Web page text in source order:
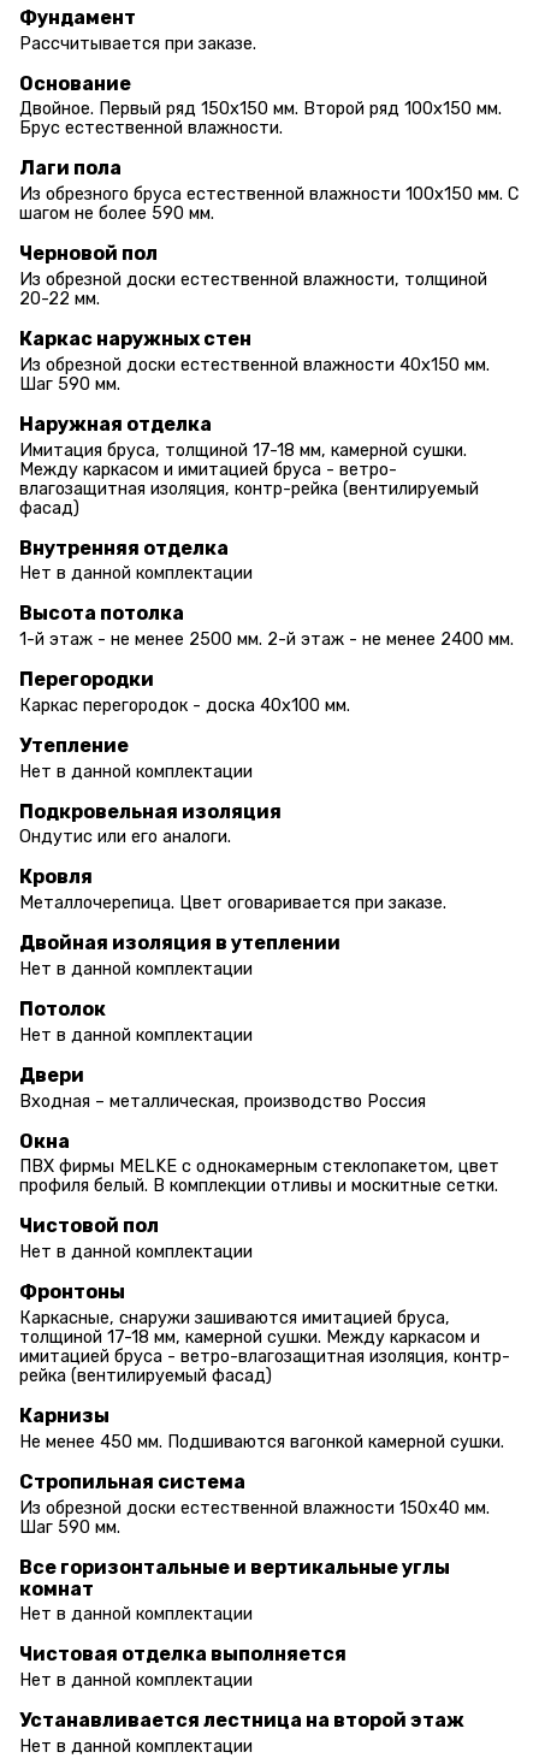
Фундамент
Рассчитывается при заказе.
Основание
Двойное. Первый ряд 150х150 мм. Второй ряд 100х150 мм.
Брус естественной влажности.
Лаги пола
Из обрезного бруса естественной влажности 100х150 мм. С
шагом не более 590 мм.
Черновой пол
Из обрезной доски естественной влажности, толщиной
20-22 мм.
Каркас наружных стен
Из обрезной доски естественной влажности 40х150 мм.
Шаг 590 мм.
Наружная отделка
Имитация бруса, толщиной 17-18 мм, камерной сушки.
Между каркасом и имитацией бруса - ветро-
влагозащитная изоляция, контр-рейка (вентилируемый
фасад)
Внутренняя отделка
Нет в данной комплектации
Высота потолка
1-й этаж - не менее 2500 мм. 2-й этаж - не менее 2400 мм.
Перегородки
Каркас перегородок - доска 40х100 мм.
Утепление
Нет в данной комплектации
Подкровельная изоляция
Ондутис или его аналоги.
Кровля
Металлочерепица. Цвет оговаривается при заказе.
Двойная изоляция в утеплении
Нет в данной комплектации
Потолок
Нет в данной комплектации
Двери
Входная – металлическая, производство Россия
Окна
ПВХ фирмы MELKE с однокамерным стеклопакетом, цвет
профиля белый. В комплекции отливы и москитные сетки.
Чистовой пол
Нет в данной комплектации
Фронтоны
Каркасные, снаружи зашиваются имитацией бруса,
толщиной 17-18 мм, камерной сушки. Между каркасом и
имитацией бруса - ветро-влагозащитная изоляция, контр-
рейка (вентилируемый фасад)
Карнизы
Не менее 450 мм. Подшиваются вагонкой камерной сушки.
Стропильная система
Из обрезной доски естественной влажности 150х40 мм.
Шаг 590 мм.
Все горизонтальные и вертикальные углы
комнат
Нет в данной комплектации
Чистовая отделка выполняется
Нет в данной комплектации
Устанавливается лестница на второй этаж
Нет в данной комплектации